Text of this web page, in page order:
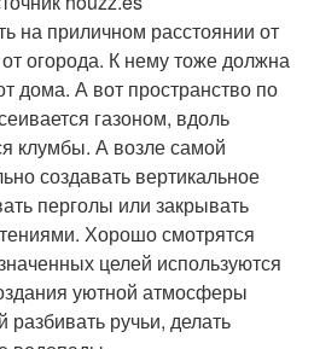
на приличном расстоянии от
огорода. К нему тоже должна
дома. А вот пространство по
газоном, вдоль
клумбы. А возле самой
создавать вертикальное
перголы или закрывать
Хорошо смотрятся
целей используются
уютной атмосферы
ручьи, делать